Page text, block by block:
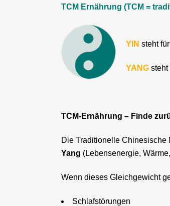
TCM Ernährung (TCM =
YIN steht
YANG steht
TCM-Ernährung – Finde
Die Traditionelle Chinesische
Yang (Lebensenergie,
Wenn dieses Gleichgewicht
Schlafstörungen